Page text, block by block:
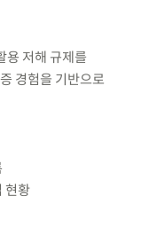
용 저해 규제를
경험을 기반으로
현황